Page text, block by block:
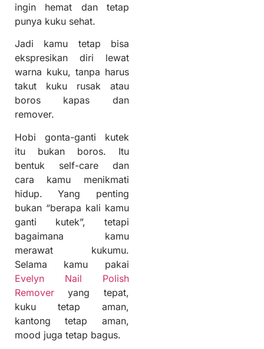
ingin hemat dan tetap
punya kuku sehat.
Jadi kamu tetap bisa
ekspresikan diri lewat
warna kuku, tanpa harus
takut kuku rusak atau
boros kapas dan
remover.
Hobi gonta-ganti kutek
itu bukan boros. Itu
bentuk self-care dan
cara kamu menikmati
hidup. Yang penting
bukan “berapa kali kamu
ganti kutek”, tetapi
bagaimana kamu
merawat kukumu.
Selama kamu pakai
Evelyn Nail Polish
Remover yang tepat,
kuku tetap aman,
kantong tetap aman,
mood juga tetap bagus.